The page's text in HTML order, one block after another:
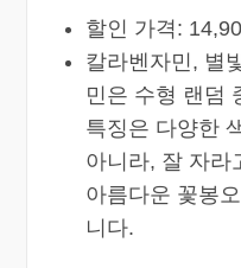
할인 가격:
칼라벤자민, 별
민은 수형 랜덤
특징은 다양한
아니라, 잘 자라
아름다운 꽃봉
니다.